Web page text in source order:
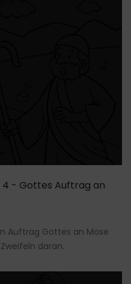
4 - Gottes Auftrag an
Auftrag Gottes an Mose
daran.